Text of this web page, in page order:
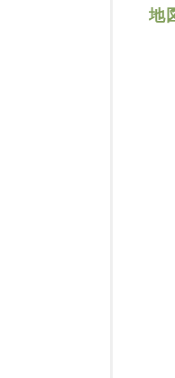
地